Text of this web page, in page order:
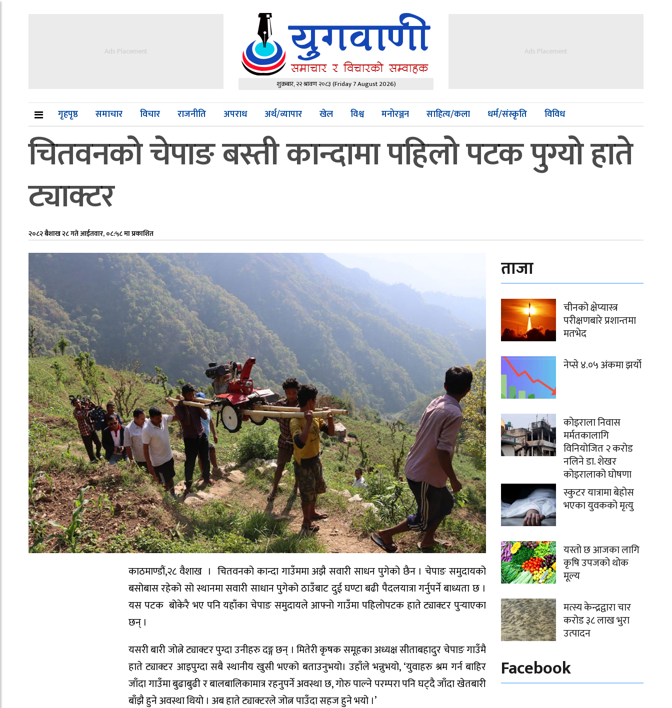
Ads Placement
शुक्रबार, २२ श्रावण २०८३(Friday 7 August 2026)
Ads Placement
गृहपृष्ठ समाचार विचार राजनीति अपराध अर्थ/व्यापार खेल विश्व मनोरञ्जन साहित्य/कला धर्म/संस्कृति विविध
चितवनको चेपाङ बस्ती कान्दामा पहिलो पटक पुग्यो हाते
ट्याक्टर
२०८२ बैशाख २८ गते आईतवार, ०८:५८ मा प्रकाशित
काठमाण्डौं,२८ वैशाख । चितवनको कान्दा गाउँममा अझै सवारी साधन पुगेको छैन । चेपाङ समुदायको
बसोबास रहेको सो स्थानमा सवारी साधान पुगेको ठाउँबाट दुई घण्टा बढी पैदलयात्रा गर्नुपर्ने बाध्यता छ ।
यस पटक बोकेरै भए पनि यहाँका चेपाङ समुदायले आफ्नो गाउँमा पहिलोपटक हाते ट्याक्टर पुर्‍याएका
छन् ।
यसरी बारी जोत्ने ट्याक्टर पुग्दा उनीहरु दङ्ग छन् । मितेरी कृषक समूहका अध्यक्ष सीताबहादुर चेपाङ गाउँमै
हाते ट्याक्टर आइपुग्दा सबै स्थानीय खुसी भएको बताउनुभयो। उहाँले भन्नुभयो, ‘युवाहरु श्रम गर्न बाहिर
जाँदा गाउँमा बुढाबुढी र बालबालिकामात्र रहनुपर्ने अवस्था छ, गोरु पाल्ने परम्परा पनि घट्दै जाँदा खेतबारी
बाँझै हुने अवस्था थियो । अब हाते ट्याक्टरले जोत्न पाउँदा सहज हुने भयो ।’
ताजा
चीनको क्षेप्यास्त्र
परीक्षणबारे प्रशान्तमा
मतभेद
नेप्से ४.०५ अंकमा झर्यो
कोइराला निवास
मर्मतकालागि
विनियोजित २ करोड
नलिने डा. शेखर
कोइरालाको घोषणा
स्कुटर यात्रामा बेहोस
भएका युवकको मृत्यु
यस्तो छ आजका लागि
कृषि उपजको थोक
मूल्य
मत्स्य केन्द्रद्वारा चार
करोड ३८ लाख भुरा
उत्पादन
Facebook